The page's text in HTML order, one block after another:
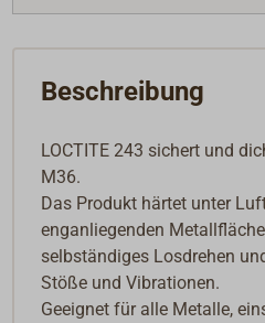
Beschreibung
LOCTITE 243 sichert und
M36.
Das Produkt härtet unter
enganliegenden
selbständiges Losdrehen
Stöße und Vibrationen.
Geeignet für alle Metalle,